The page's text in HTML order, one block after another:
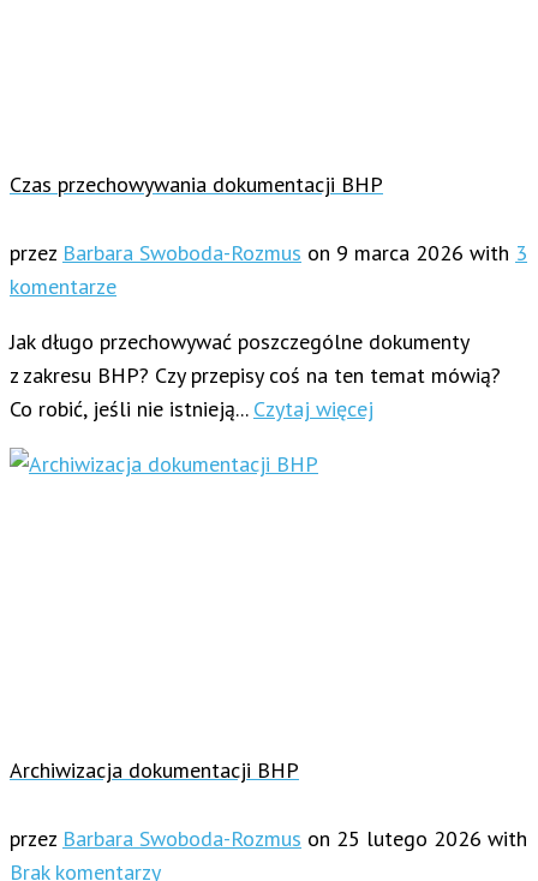
Czas przechowywania dokumentacji BHP
przez Barbara Swoboda-Rozmus on 9 marca 2026 with 3
komentarze
Jak długo przechowywać poszczególne dokumenty
z zakresu BHP? Czy przepisy coś na ten temat mówią?
Co robić, jeśli nie istnieją... Czytaj więcej
Archiwizacja dokumentacji BHP
przez Barbara Swoboda-Rozmus on 25 lutego 2026 with
Brak komentarzy